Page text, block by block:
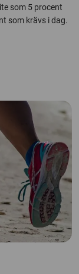
som 5 procent
som krävs i dag.